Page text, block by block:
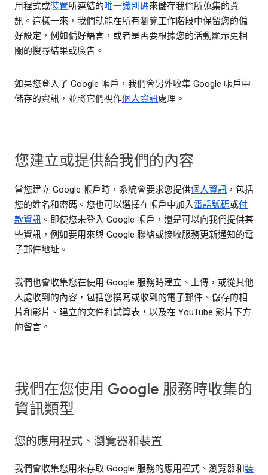
用程式或裝置所連結的唯一識別碼來儲存我們所蒐集的資
訊。這樣一來，我們就能在所有瀏覽工作階段中保留您的偏
好設定，例如偏好語言，或者是否要根據您的活動顯示更相
關的搜尋結果或廣告。
如果您登入了 Google 帳戶，我們會另外收集 Google 帳戶中
儲存的資訊，並將它們視作個人資訊處理。
您建立或提供給我們的內容
當您建立 Google 帳戶時，系統會要求您提供個人資訊 ，包括
您的姓名和密碼。您也可以選擇在帳戶中加入電話號碼或付
款資訊 。即使您未登入 Google 帳戶，還是可以向我們提供某
些資訊，例如要用來與 Google 聯絡或接收服務更新通知的電
子郵件地址。
我們也會收集您在使用 Google 服務時建立、上傳，或從其他
人處收到的內容，包括您撰寫或收到的電子郵件、儲存的相
片和影片、建立的文件和試算表，以及在 YouTube 影片下方
的留言。
我們在您使用 Google 服務時收集的
資訊類型
您的應用程式、瀏覽器和裝置
我們會收集您用來存取 Google 服務的應用程式、瀏覽器和裝